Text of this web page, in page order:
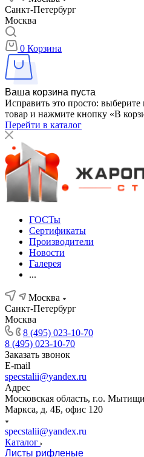
Санкт-Петербург
Москва
0 Корзина
Ваша корзина пуста
Исправить это просто:
товар и нажмите кнопку «В
Перейти в каталог
ГОСТы
Сертификаты
Производители
Новости
Галерея
...
Москва
Санкт-Петербург
Москва
8 (495) 023-10-70
8 (495) 023-10-70
Заказать звонок
E-mail
specstalii@yandex.ru
Адрес
Московская область, г.о.
Маркса, д. 4Б, офис 120
specstalii@yandex.ru
Каталог
Листы рифленые